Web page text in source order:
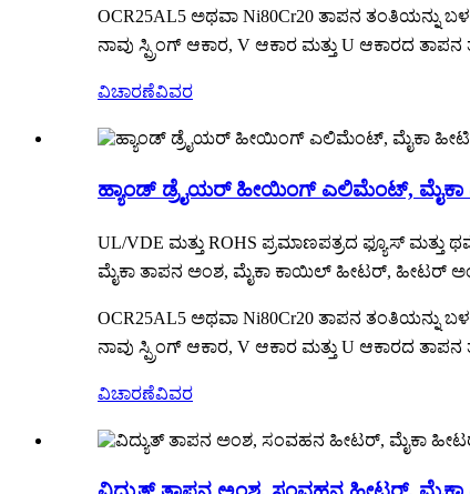
OCR25AL5 ಅಥವಾ Ni80Cr20 ತಾಪನ ತಂತಿಯನ್ನು
ನಾವು ಸ್ಪ್ರಿಂಗ್ ಆಕಾರ, V ಆಕಾರ ಮತ್ತು U ಆಕಾರದ
ವಿಚಾರಣೆವಿವರ
ಹ್ಯಾಂಡ್ ಡ್ರೈಯರ್ ಹೀಯಿಂಗ್ ಎಲಿಮೆಂಟ್, ಮೈಕಾ
UL/VDE ಮತ್ತು ROHS ಪ್ರಮಾಣಪತ್ರದ ಫ್ಯೂಸ್
ಮೈಕಾ ತಾಪನ ಅಂಶ, ಮೈಕಾ ಕಾಯಿಲ್ ಹೀಟರ್, ಹೀಟರ್
OCR25AL5 ಅಥವಾ Ni80Cr20 ತಾಪನ ತಂತಿಯನ್ನು
ನಾವು ಸ್ಪ್ರಿಂಗ್ ಆಕಾರ, V ಆಕಾರ ಮತ್ತು U ಆಕಾರದ
ವಿಚಾರಣೆವಿವರ